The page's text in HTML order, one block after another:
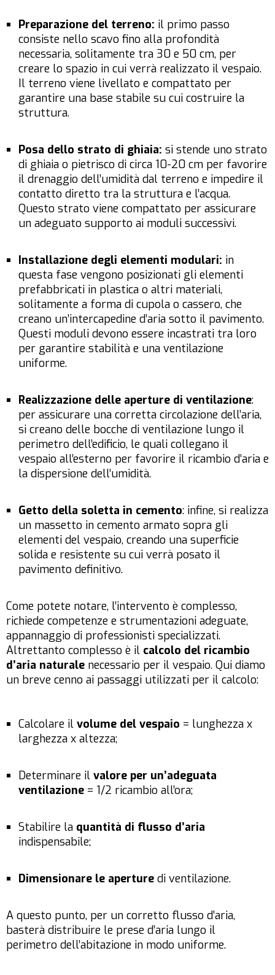
Preparazione del terreno: il primo passo
consiste nello scavo fino alla profondità
necessaria, solitamente tra 30 e 50 cm, per
creare lo spazio in cui verrà realizzato il vespaio.
Il terreno viene livellato e compattato per
garantire una base stabile su cui costruire la
struttura.
Posa dello strato di ghiaia: si stende uno strato
di ghiaia o pietrisco di circa 10-20 cm per favorire
il drenaggio dell’umidità dal terreno e impedire il
contatto diretto tra la struttura e l’acqua.
Questo strato viene compattato per assicurare
un adeguato supporto ai moduli successivi.
Installazione degli elementi modulari: in
questa fase vengono posizionati gli elementi
prefabbricati in plastica o altri materiali,
solitamente a forma di cupola o cassero, che
creano un’intercapedine d’aria sotto il pavimento.
Questi moduli devono essere incastrati tra loro
per garantire stabilità e una ventilazione
uniforme.
Realizzazione delle aperture di ventilazione:
per assicurare una corretta circolazione dell’aria,
si creano delle bocche di ventilazione lungo il
perimetro dell’edificio, le quali collegano il
vespaio all’esterno per favorire il ricambio d’aria e
la dispersione dell’umidità.
Getto della soletta in cemento: infine, si realizza
un massetto in cemento armato sopra gli
elementi del vespaio, creando una superficie
solida e resistente su cui verrà posato il
pavimento definitivo.
Come potete notare, l’intervento è complesso,
richiede competenze e strumentazioni adeguate,
appannaggio di professionisti specializzati.
Altrettanto complesso è il calcolo del ricambio
d’aria naturale necessario per il vespaio. Qui diamo
un breve cenno ai passaggi utilizzati per il calcolo:
Calcolare il volume del vespaio = lunghezza x
larghezza x altezza;
Determinare il valore per un’adeguata
ventilazione = 1/2 ricambio all’ora;
Stabilire la quantità di flusso d’aria
indispensabile;
Dimensionare le aperture di ventilazione.
A questo punto, per un corretto flusso d’aria,
basterà distribuire le prese d’aria lungo il
perimetro dell’abitazione in modo uniforme.